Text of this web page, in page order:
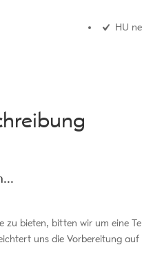
HU
zu bieten, bitten wir um eine
uns die Vorbereitung auf